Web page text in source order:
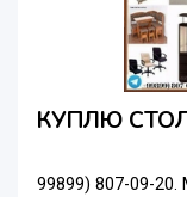
КУПЛЮ
99899) 807-09-